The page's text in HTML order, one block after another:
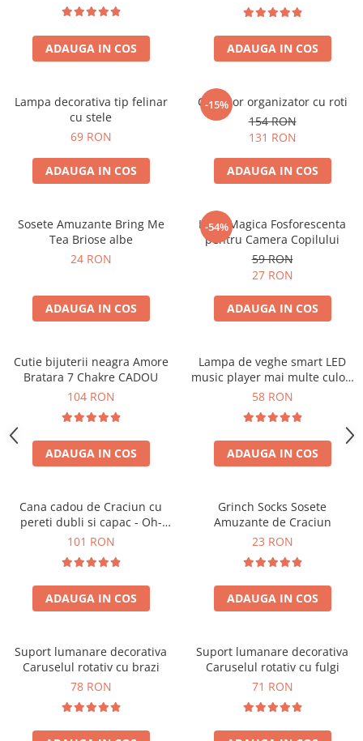
ADAUGA IN COS ADAUGA IN COS
Lampa decorativa tip felinar
cu stele
69 RON
ADAUGA IN COS
-15%
Carucior organizator cu roti
154 RON
131 RON
ADAUGA IN COS
Sosete Amuzante Bring Me
Tea Briose albe
24 RON
ADAUGA IN COS
-54%
Luna Magica Fosforescenta
pentru Camera Copilului
59 RON
27 RON
ADAUGA IN COS
Cutie bijuterii neagra Amore
Bratara 7 Chakre CADOU
104 RON
ADAUGA IN COS
Lampa de veghe smart LED
music player mai multe culori
touch control handsfree
58 RON
ADAUGA IN COS
Cana cadou de Craciun cu
pereti dubli si capac - Oh-
Brad-frumos
101 RON
ADAUGA IN COS
Grinch Socks Sosete
Amuzante de Craciun
23 RON
ADAUGA IN COS
Suport lumanare decorativa
Caruselul rotativ cu brazi
78 RON
Suport lumanare decorativa
Caruselul rotativ cu fulgi
71 RON